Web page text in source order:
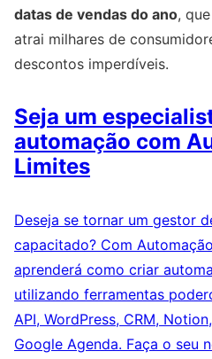
datas de vendas do ano,
atrai milhares de
descontos imperdíveis.
Seja um
automação com
Limites
Deseja se tornar um gestor
capacitado? Com
aprenderá como criar
utilizando ferramentas
API, WordPress, CRM,
Google Agenda. Faça o seu